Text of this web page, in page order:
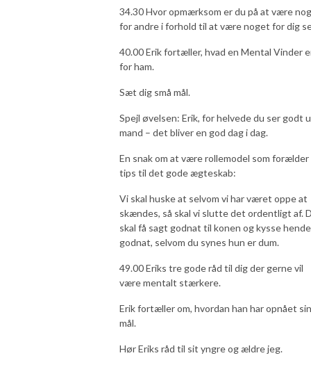
34.30 Hvor opmærksom er du på at være
for andre i forhold til at være noget for dig
40.00 Erik fortæller, hvad en Mental Vinder
for ham.
Sæt dig små mål.
Spejl øvelsen: Erik, for helvede du ser godt
mand – det bliver en god dag i dag.
En snak om at være rollemodel som forælder
tips til det gode ægteskab:
Vi skal huske at selvom vi har været oppe at
skændes, så skal vi slutte det ordentligt af.
skal få sagt godnat til konen og kysse hende
godnat, selvom du synes hun er dum.
49.00 Eriks tre gode råd til dig der gerne vil
være mentalt stærkere.
Erik fortæller om, hvordan han har opnået
mål.
Hør Eriks råd til sit yngre og ældre jeg.